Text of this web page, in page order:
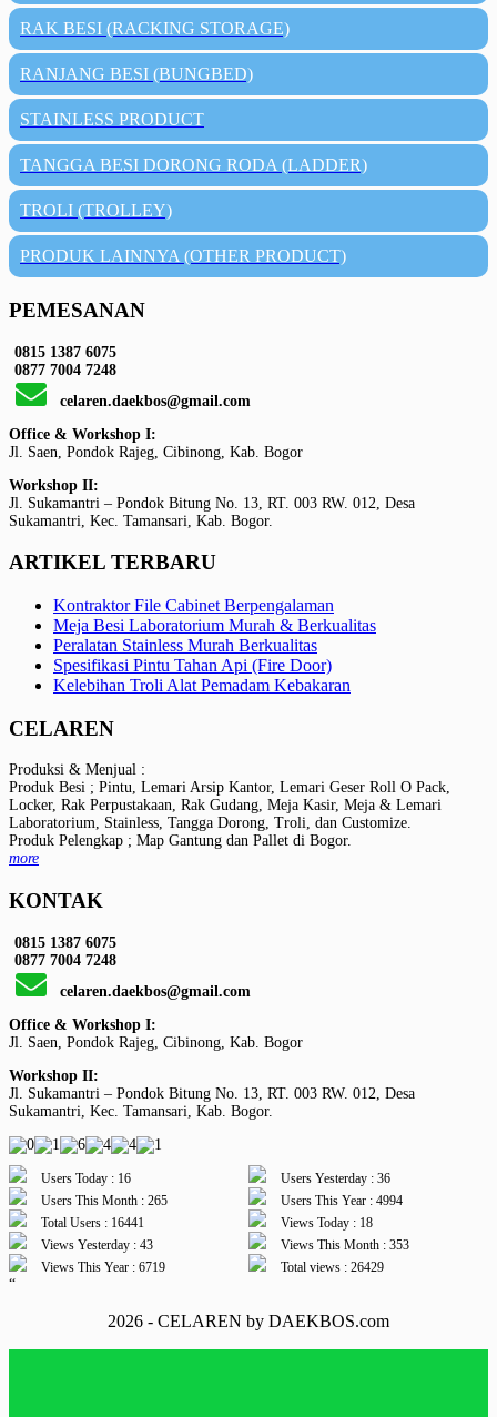
RAK BESI (RACKING STORAGE)
RANJANG BESI (BUNGBED)
STAINLESS PRODUCT
TANGGA BESI DORONG RODA (LADDER)
TROLI (TROLLEY)
PRODUK LAINNYA (OTHER PRODUCT)
PEMESANAN
0815 1387 6075
0877 7004 7248
celaren.daekbos@gmail.com
Office & Workshop I:
Jl. Saen, Pondok Rajeg, Cibinong, Kab. Bogor
Workshop II:
Jl. Sukamantri – Pondok Bitung No. 13, RT. 003 RW. 012, Desa
Sukamantri, Kec. Tamansari, Kab. Bogor.
ARTIKEL TERBARU
Kontraktor File Cabinet Berpengalaman
Meja Besi Laboratorium Murah & Berkualitas
Peralatan Stainless Murah Berkualitas
Spesifikasi Pintu Tahan Api (Fire Door)
Kelebihan Troli Alat Pemadam Kebakaran
CELAREN
Produksi & Menjual :
Produk Besi ; Pintu, Lemari Arsip Kantor, Lemari Geser Roll O Pack,
Locker, Rak Perpustakaan, Rak Gudang, Meja Kasir, Meja & Lemari
Laboratorium, Stainless, Tangga Dorong, Troli, dan Customize.
Produk Pelengkap ; Map Gantung dan Pallet di Bogor.
more
KONTAK
0815 1387 6075
0877 7004 7248
celaren.daekbos@gmail.com
Office & Workshop I:
Jl. Saen, Pondok Rajeg, Cibinong, Kab. Bogor
Workshop II:
Jl. Sukamantri – Pondok Bitung No. 13, RT. 003 RW. 012, Desa
Sukamantri, Kec. Tamansari, Kab. Bogor.
Users Today : 16
Users Yesterday : 36
Users This Month : 265
Users This Year : 4994
Total Users : 16441
Views Today : 18
Views Yesterday : 43
Views This Month : 353
Views This Year : 6719
Total views : 26429
“
2026 - CELAREN by DAEKBOS.com